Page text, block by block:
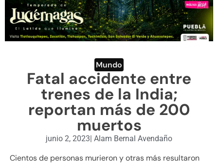
OPINIÓN
DEPORTES
ENGLISH SECTION
VIDEOS
Mundo
Fatal accidente entre
trenes de la India;
reportan más de 200
muertos
junio 2, 2023| Alam Bernal Avendaño
Cientos de personas murieron y otras más resultaron